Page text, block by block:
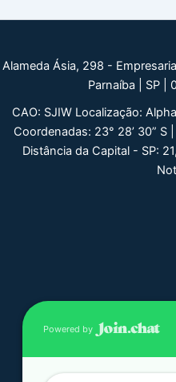
Alameda Ásia, 298 -
Parnaíba | SP |
CAO: SJIW Localização:
Coordenadas: 23° 28’ 30” S
Distância da Capital - SP:
Powered by